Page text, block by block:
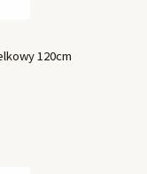
120cm